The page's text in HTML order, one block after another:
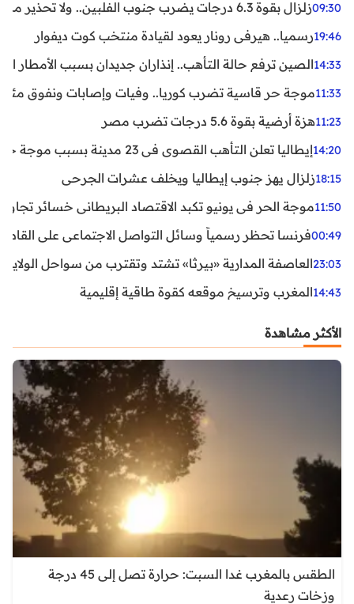
09:30زلزال بقوة 6.3 درجات يضرب جنوب الفلبين.. ولا تحذير من تسونامي حتى الآن
19:46رسميا.. هيرفي رونار يعود لقيادة منتخب كوت ديفوار
14:33الصين ترفع حالة التأهب.. إنذاران جديدان بسبب الأمطار
11:33موجة حر قاسية تضرب كوريا.. وفيات وإصابات ونفوق مئات
11:23هزة أرضية بقوة 5.6 درجات تضرب مصر
14:20إيطاليا تعلن التأهب القصوى في 23 مدينة بسبب موجة حر شديدة
18:15زلزال يهز جنوب إيطاليا ويخلف عشرات الجرحى
11:50موجة الحر في يونيو تكبد الاقتصاد البريطاني خسائر تجاوزت 1.5 مليار
00:49فرنسا تحظر رسمياً وسائل التواصل الاجتماعي على القاصرين
23:03العاصفة المدارية «بيرثا» تشتد وتقترب من سواحل
14:43المغرب وترسيخ موقعه كقوة طاقية إقليمية
الأكثر مشاهدة
الطقس بالمغرب غدا السبت: حرارة تصل إلى 45 درجة
وزخات رعدية